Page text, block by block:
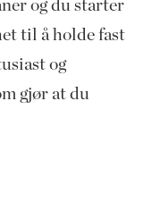
og du starter
til å holde fast
og
gjør at du